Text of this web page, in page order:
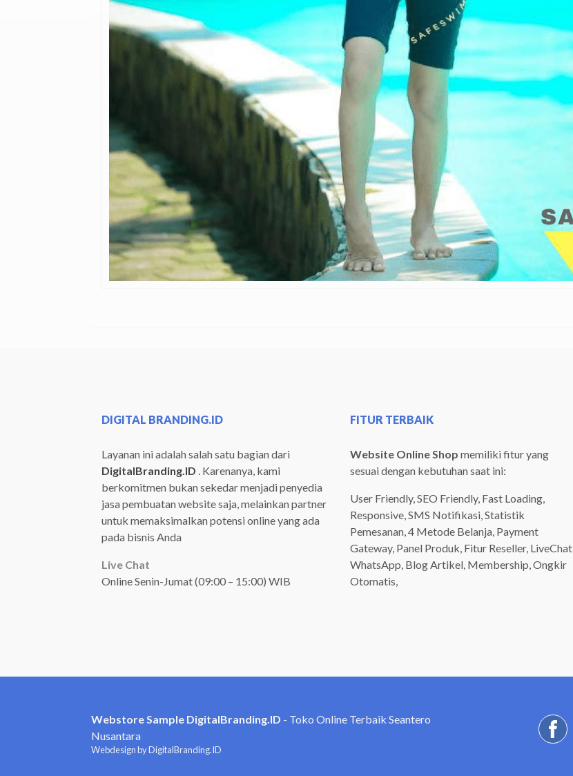
DIGITAL BRANDING.ID
Layanan ini adalah salah satu bagian dari
DigitalBranding.ID . Karenanya, kami
berkomitmen bukan sekedar menjadi penyedia
jasa pembuatan website saja, melainkan partner
untuk memaksimalkan potensi online yang ada
pada bisnis Anda
Live Chat
Online Senin-Jumat (09:00 – 15:00) WIB
FITUR TERBAIK
Website Online Shop memiliki fitur yang
sesuai dengan kebutuhan saat ini:
User Friendly, SEO Friendly, Fast Loading,
Responsive, SMS Notifikasi, Statistik
Pemesanan, 4 Metode Belanja, Payment
Gateway, Panel Produk, Fitur Reseller, LiveChat
WhatsApp, Blog Artikel, Membership, Ongkir
Otomatis,
Webstore Sample DigitalBranding.ID - Toko Online Terbaik Seantero
Nusantara
Webdesign by DigitalBranding.ID